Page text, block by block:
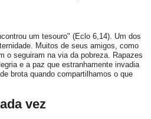
um tesouro" (Eclo 6,14). Um dos
Muitos de seus amigos, como
o seguiram na via da pobreza. Rapazes
e a paz que estranhamente invadia
brota quando compartilhamos o que
vez